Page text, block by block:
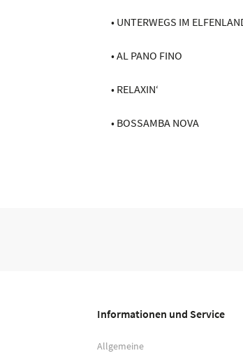
• UNTERWEGS IM
• AL PANO FINO
• RELAXIN‘
• BOSSAMBA NOVA
Informationen und Service
Allgemeine